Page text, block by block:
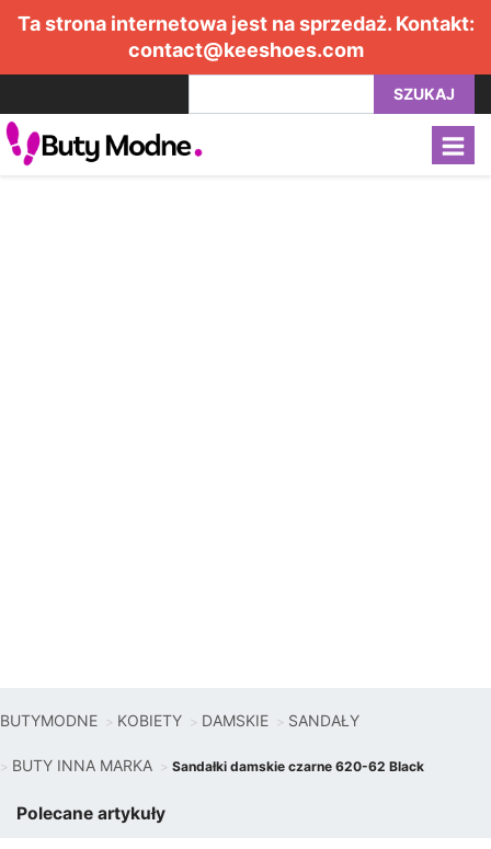
Ta strona internetowa jest na sprzedaż. Kontakt:
contact@keeshoes.com
SZUKAJ
BUTYMODNE KOBIETY DAMSKIE SANDAŁY
BUTY INNA MARKA Sandałki damskie czarne 620-62 Black
Polecane artykuły